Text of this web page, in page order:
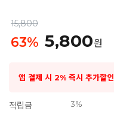
15,800
63% 5,800원
앱 결제 시 2% 즉시 추가할인
적립금 3%